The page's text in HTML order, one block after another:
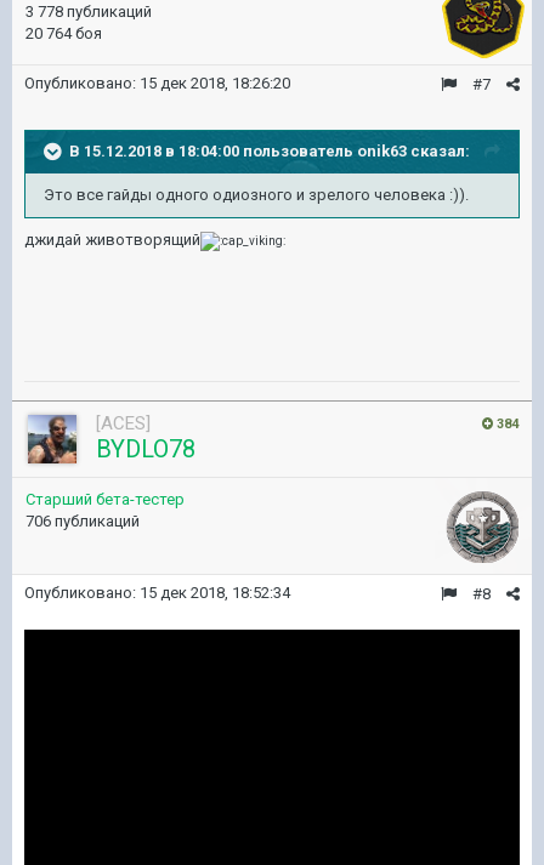
3 778 публикаций
20 764 боя
#7
Опубликовано: 15 дек 2018, 18:26:20
В 15.12.2018 в 18:04:00 пользователь onik63 сказал:
Это все гайды одного одиозного и зрелого человека :)).
джидай животворящий
384
[ACES]
BYDLO78
Старший бета-тестер
706 публикаций
#8
Опубликовано: 15 дек 2018, 18:52:34